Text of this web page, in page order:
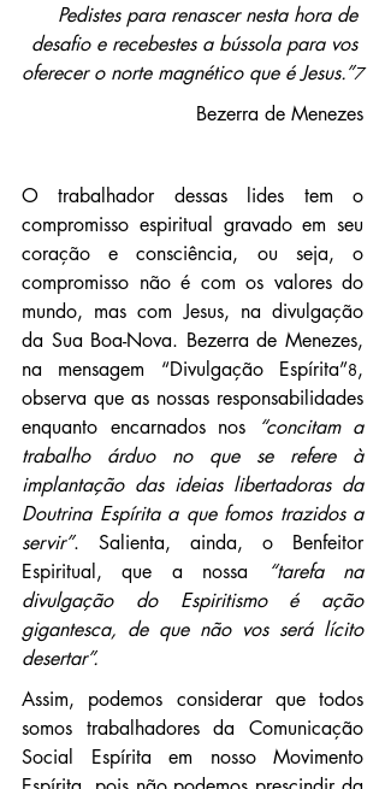
Pedistes para renascer nesta hora de
desafio e recebestes a bússola para vos
oferecer o norte magnético que é Jesus.”7
Bezerra de Menezes
O trabalhador dessas lides tem o
compromisso espiritual gravado em seu
coração e consciência, ou seja, o
compromisso não é com os valores do
mundo, mas com Jesus, na divulgação
da Sua Boa-Nova. Bezerra de Menezes,
na mensagem “Divulgação Espírita”8,
observa que as nossas responsabilidades
enquanto encarnados nos
“concitam a
trabalho árduo no que se refere à
implantação das ideias libertadoras da
Doutrina Espírita a que fomos trazidos a
servir”. Salienta, ainda, o Benfeitor
Espiritual, que a nossa
“tarefa na
divulgação do Espiritismo é ação
gigantesca, de que não vos será lícito
desertar”.
Assim, podemos considerar que todos
somos trabalhadores da Comunicação
Social Espírita em nosso Movimento